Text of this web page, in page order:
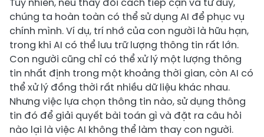
chúng ta hoàn toàn có thể sử dụng AI để phục vụ
chính mình. Ví dụ, trí nhớ của con người là hữu hạn,
trong khi AI có thể lưu trữ lượng thông tin rất lớn.
Con người cũng chỉ có thể xử lý một lượng thông
tin nhất định trong một khoảng thời gian, còn AI có
thể xử lý đồng thời rất nhiều dữ liệu khác nhau.
Nhưng việc lựa chọn thông tin nào, sử dụng thông
tin đó để giải quyết bài toán gì và đặt ra câu hỏi
nào lại là việc AI không thể làm thay con người.